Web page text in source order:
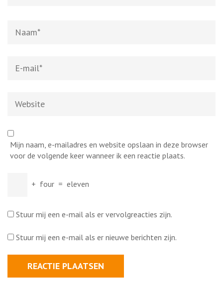
mail*
Mijn naam, e-mailadres en website opslaan in deze browser
voor de volgende keer wanneer ik een reactie plaats.
+ four = eleven
Stuur mij een e-mail als er vervolgreacties zijn.
Stuur mij een e-mail als er nieuwe berichten zijn.